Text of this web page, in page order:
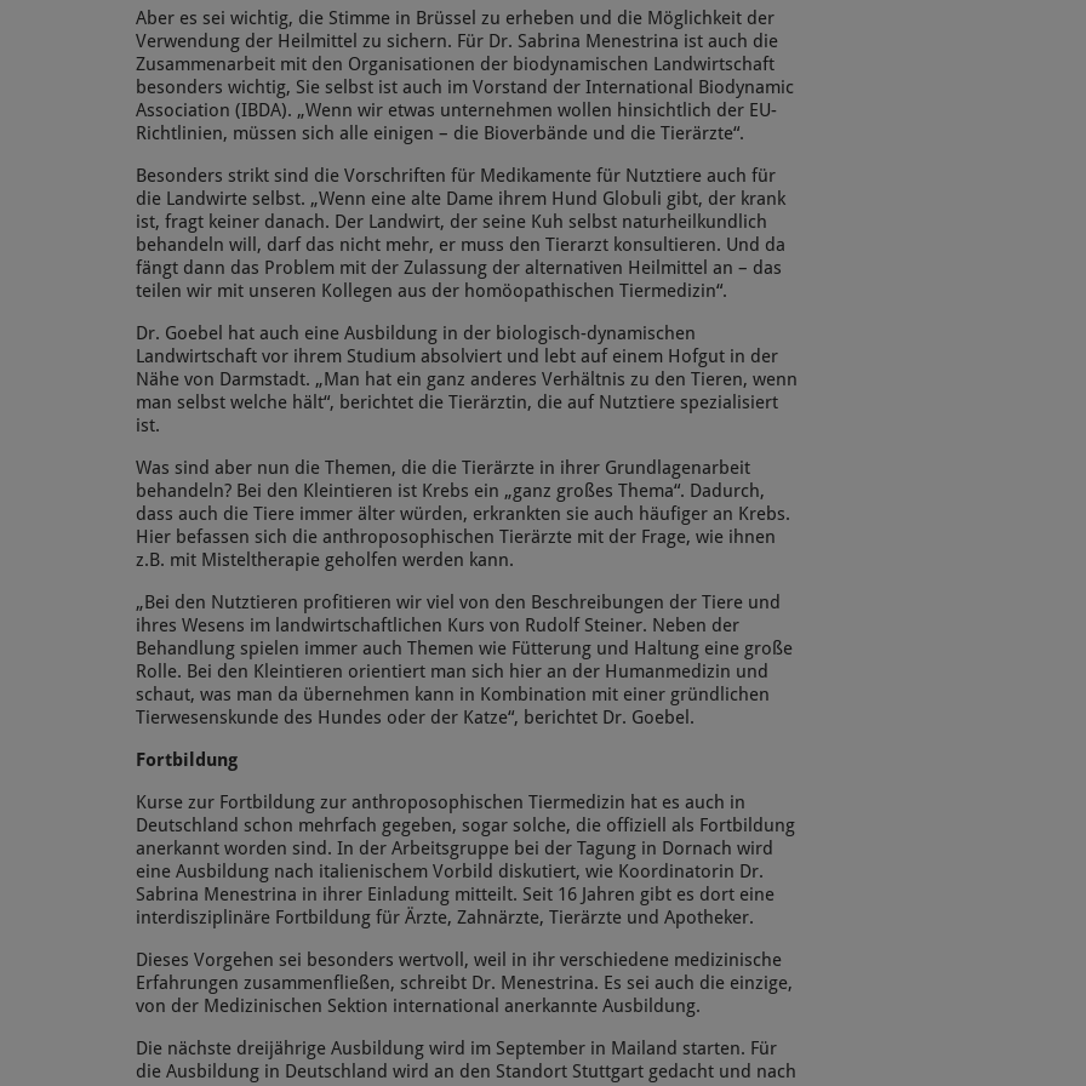
Aber es sei wichtig, die Stimme in Brüssel zu erheben und die Möglichkeit der
Verwendung der Heilmittel zu sichern. Für Dr. Sabrina Menestrina ist auch die
Zusammenarbeit mit den Organisationen der biodynamischen Landwirtschaft
besonders wichtig, Sie selbst ist auch im Vorstand der International Biodynamic
Association (IBDA). „Wenn wir etwas unternehmen wollen hinsichtlich der EU-
Richtlinien, müssen sich alle einigen – die Bioverbände und die Tierärzte“.
Besonders strikt sind die Vorschriften für Medikamente für Nutztiere auch für
die Landwirte selbst. „Wenn eine alte Dame ihrem Hund Globuli gibt, der krank
ist, fragt keiner danach. Der Landwirt, der seine Kuh selbst naturheilkundlich
behandeln will, darf das nicht mehr, er muss den Tierarzt konsultieren. Und da
fängt dann das Problem mit der Zulassung der alternativen Heilmittel an – das
teilen wir mit unseren Kollegen aus der homöopathischen Tiermedizin“.
Dr. Goebel hat auch eine Ausbildung in der biologisch-dynamischen
Landwirtschaft vor ihrem Studium absolviert und lebt auf einem Hofgut in der
Nähe von Darmstadt. „Man hat ein ganz anderes Verhältnis zu den Tieren, wenn
man selbst welche hält“, berichtet die Tierärztin, die auf Nutztiere spezialisiert
ist.
Was sind aber nun die Themen, die die Tierärzte in ihrer Grundlagenarbeit
behandeln? Bei den Kleintieren ist Krebs ein „ganz großes Thema“. Dadurch,
dass auch die Tiere immer älter würden, erkrankten sie auch häufiger an Krebs.
Hier befassen sich die anthroposophischen Tierärzte mit der Frage, wie ihnen
z.B. mit Misteltherapie geholfen werden kann.
„Bei den Nutztieren profitieren wir viel von den Beschreibungen der Tiere und
ihres Wesens im landwirtschaftlichen Kurs von Rudolf Steiner. Neben der
Behandlung spielen immer auch Themen wie Fütterung und Haltung eine große
Rolle. Bei den Kleintieren orientiert man sich hier an der Humanmedizin und
schaut, was man da übernehmen kann in Kombination mit einer gründlichen
Tierwesenskunde des Hundes oder der Katze“, berichtet Dr. Goebel.
Fortbildung
Kurse zur Fortbildung zur anthroposophischen Tiermedizin hat es auch in
Deutschland schon mehrfach gegeben, sogar solche, die offiziell als Fortbildung
anerkannt worden sind. In der Arbeitsgruppe bei der Tagung in Dornach wird
eine Ausbildung nach italienischem Vorbild diskutiert, wie Koordinatorin Dr.
Sabrina Menestrina in ihrer Einladung mitteilt. Seit 16 Jahren gibt es dort eine
interdisziplinäre Fortbildung für Ärzte, Zahnärzte, Tierärzte und Apotheker.
Dieses Vorgehen sei besonders wertvoll, weil in ihr verschiedene medizinische
Erfahrungen zusammenfließen, schreibt Dr. Menestrina. Es sei auch die einzige,
von der Medizinischen Sektion international anerkannte Ausbildung.
Die nächste dreijährige Ausbildung wird im September in Mailand starten. Für
die Ausbildung in Deutschland wird an den Standort Stuttgart gedacht und nach